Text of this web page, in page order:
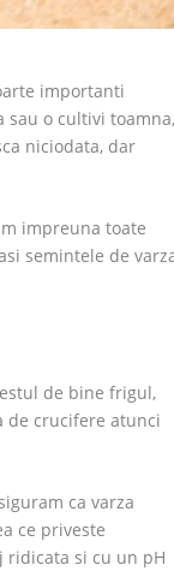
importanti
sau o cultivi
niciodata, dar
impreuna toate
semintele de
de bine frigul,
de crucifere atunci
ca varza
ce priveste
ridicata si cu un pH